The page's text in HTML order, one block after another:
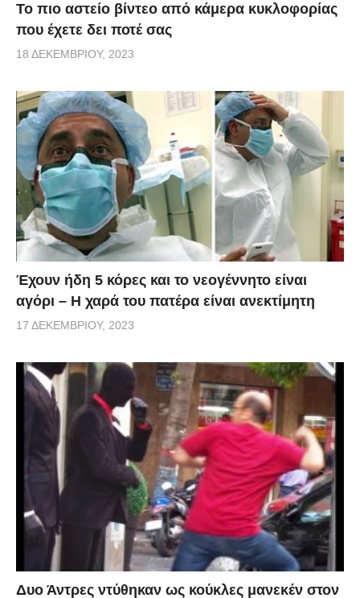
Το πιο αστείο βίντεο από κάμερα κυκλοφορίας
που έχετε δει ποτέ σας
18 ΔΕΚΕΜΒΡΊΟΥ, 2023
Έχουν ήδη 5 κόρες και το νεογέννητο είναι
αγόρι – Η χαρά του πατέρα είναι ανεκτίμητη
17 ΔΕΚΕΜΒΡΊΟΥ, 2023
Δυο Άντρες ντύθηκαν ως κούκλες μανεκέν στον